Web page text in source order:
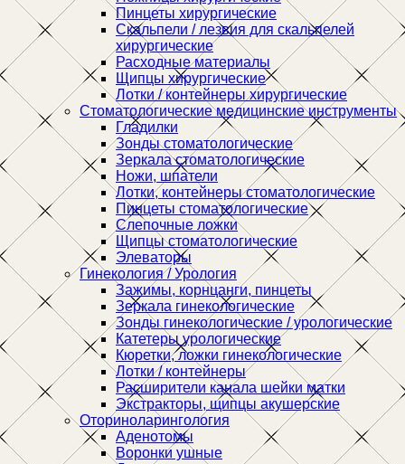
Пинцеты хирургические
Скальпели / лезвия для скальпелей
хирургические
Расходные материалы
Щипцы хирургические
Лотки / контейнеры хирургические
Стоматологические медицинские инструменты
Гладилки
Зонды стоматологические
Зеркала стоматологические
Ножи, шпатели
Лотки, контейнеры стоматологические
Пинцеты стоматологические
Слепочные ложки
Щипцы стоматологические
Элеваторы
Гинекология / Урология
Зажимы, корнцанги, пинцеты
Зеркала гинекологические
Зонды гинекологические / урологические
Катетеры урологические
Кюретки, ложки гинекологические
Лотки / контейнеры
Расширители канала шейки матки
Экстракторы, щипцы акушерские
Оториноларингология
Аденотомы
Воронки ушные